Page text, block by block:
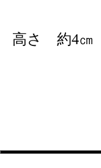
高さ 約4㎝